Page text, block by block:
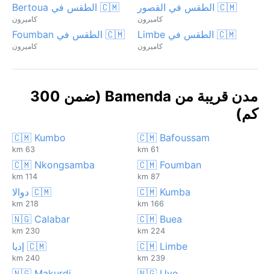
🇨🇲 الطقس في القصور‎
كاميرون
🇨🇲 الطقس في Bertoua
كاميرون
🇨🇲 الطقس في Limbe
كاميرون
🇨🇲 الطقس في Foumban
كاميرون
مدن قريبة من Bamenda (ضمن 300
كم)
🇨🇲 Bafoussam
61 km
🇨🇲 Kumbo
63 km
🇨🇲 Foumban
87 km
🇨🇲 Nkongsamba
114 km
🇨🇲 Kumba
166 km
🇨🇲 دوالا
218 km
🇨🇲 Buea
224 km
🇳🇬 Calabar
230 km
🇨🇲 Limbe
239 km
🇨🇲 إديا
240 km